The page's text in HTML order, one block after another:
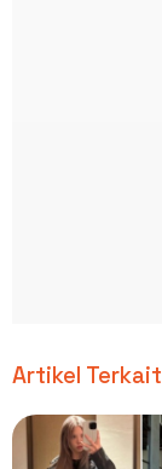
Artikel Terkait